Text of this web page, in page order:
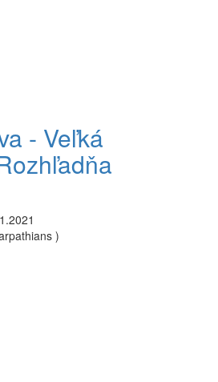
- Veľká
)